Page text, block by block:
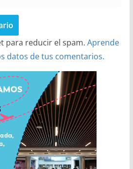
para reducir el spam. Aprende
datos de tus comentarios.